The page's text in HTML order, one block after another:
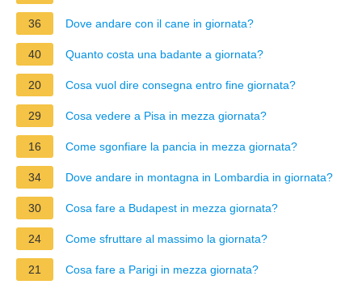
36 Dove andare con il cane in giornata?
40 Quanto costa una badante a giornata?
20 Cosa vuol dire consegna entro fine giornata?
29 Cosa vedere a Pisa in mezza giornata?
16 Come sgonfiare la pancia in mezza giornata?
34 Dove andare in montagna in Lombardia in giornata?
30 Cosa fare a Budapest in mezza giornata?
24 Come sfruttare al massimo la giornata?
21 Cosa fare a Parigi in mezza giornata?